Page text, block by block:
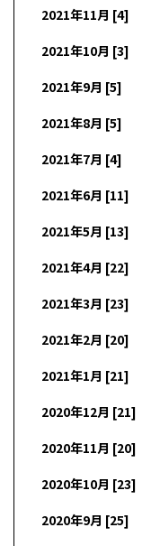
2021年11月 [4]
2021年10月 [3]
2021年9月 [5]
2021年8月 [5]
2021年7月 [4]
2021年6月 [11]
2021年5月 [13]
2021年4月 [22]
2021年3月 [23]
2021年2月 [20]
2021年1月 [21]
2020年12月 [21]
2020年11月 [20]
2020年10月 [23]
2020年9月 [25]